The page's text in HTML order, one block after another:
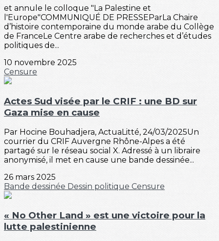
et annule le colloque "La Palestine et
l'Europe"COMMUNIQUÉ DE PRESSEParLa Chaire
d’histoire contemporaine du monde arabe du Collège
de FranceLe Centre arabe de recherches et d’études
politiques de...
10 novembre 2025
Censure
Actes Sud visée par le CRIF : une BD sur
Gaza mise en cause
Par Hocine Bouhadjera, ActuaLitté, 24/03/2025Un
courrier du CRIF Auvergne Rhône-Alpes a été
partagé sur le réseau social X. Adressé à un libraire
anonymisé, il met en cause une bande dessinée...
26 mars 2025
Bande dessinée Dessin politique Censure
« No Other Land » est une victoire pour la
lutte palestinienne